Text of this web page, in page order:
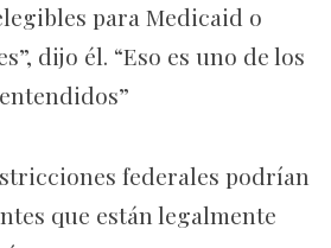
para Medicaid o
dijo él. “Eso es uno de los
federales podrían
que están legalmente